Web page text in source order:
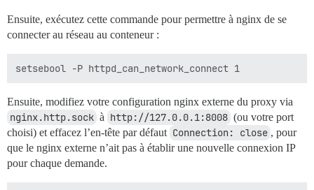
Ensuite, exécutez cette commande pour permettre à nginx de se
connecter au réseau au conteneur :
Ensuite, modifiez votre configuration nginx externe du proxy via
nginx.http.sock à http://127.0.0.1:8008 (ou votre port
choisi) et effacez l’en-tête par défaut Connection: close , pour
que le nginx externe n’ait pas à établir une nouvelle connexion IP
pour chaque demande.